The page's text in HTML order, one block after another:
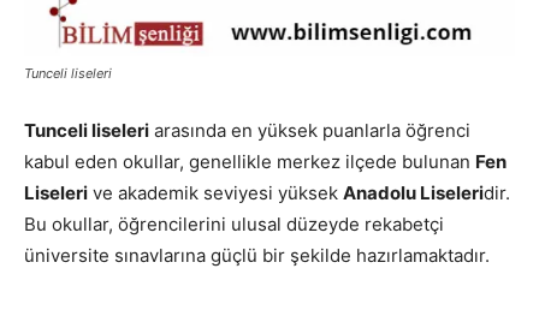
Tunceli liseleri
Tunceli liseleri arasında en yüksek puanlarla öğrenci
kabul eden okullar, genellikle merkez ilçede bulunan Fen
Liseleri ve akademik seviyesi yüksek Anadolu Liseleridir.
Bu okullar, öğrencilerini ulusal düzeyde rekabetçi
üniversite sınavlarına güçlü bir şekilde hazırlamaktadır.